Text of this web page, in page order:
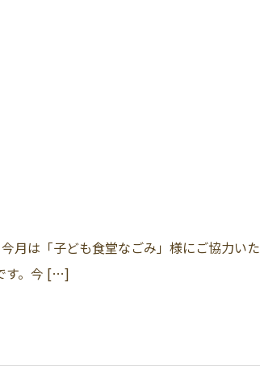
月は「子ども食堂なごみ」様にご協力いた
す。今 […]